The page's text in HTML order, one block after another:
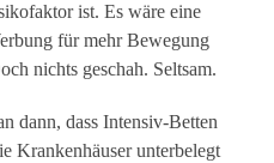
ist. Es wäre eine
für mehr Bewegung
nichts geschah. Seltsam.
dann, dass Intensiv-Betten
Krankenhäuser unterbelegt